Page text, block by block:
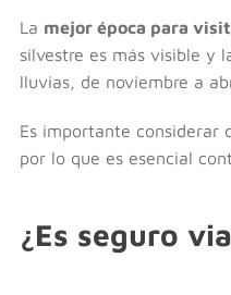
La mejor época para
silvestre es más visible y
lluvias, de noviembre a
Es importante considerar
por lo que es esencial
¿Es seguro